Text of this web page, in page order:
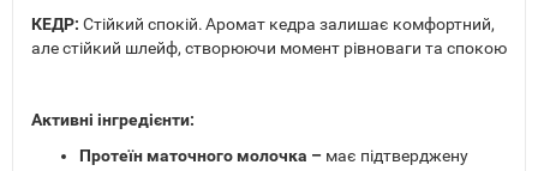
КЕДР: Стійкий спокій. Аромат кедра залишає комфортний,
але стійкий шлейф, створюючи момент рівноваги та спокою
Активні інгредієнти:
Протеїн маточного молочка – має підтверджену